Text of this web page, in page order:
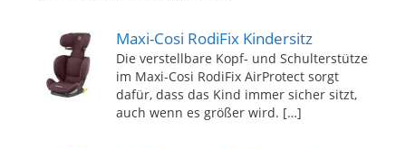
Maxi-Cosi RodiFix Kindersitz
Die verstellbare Kopf- und Schulterstütze
im Maxi-Cosi RodiFix AirProtect sorgt
dafür, dass das Kind immer sicher sitzt,
auch wenn es größer wird. […]